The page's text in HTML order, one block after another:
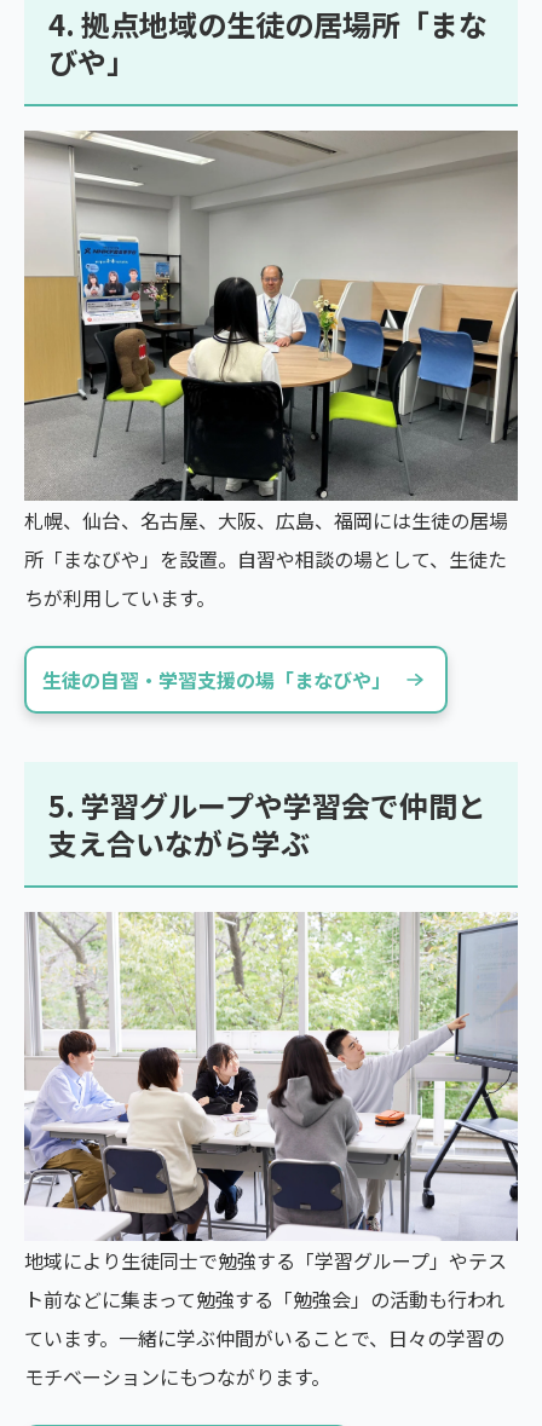
4. 拠点地域の生徒の居場所「まな
びや」
札幌、仙台、名古屋、大阪、広島、福岡には生徒の居場
所「まなびや」を設置。自習や相談の場として、生徒た
ちが利用しています。
生徒の自習・学習支援の場「まなびや」
5. 学習グループや学習会で仲間と
支え合いながら学ぶ
地域により生徒同士で勉強する「学習グループ」やテス
ト前などに集まって勉強する「勉強会」の活動も行われ
ています。一緒に学ぶ仲間がいることで、日々の学習の
モチベーションにもつながります。